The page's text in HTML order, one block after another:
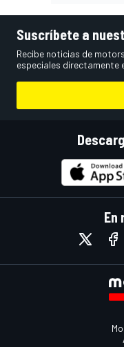
Suscríbete a
Recibe noticias de
especiales directamente
En